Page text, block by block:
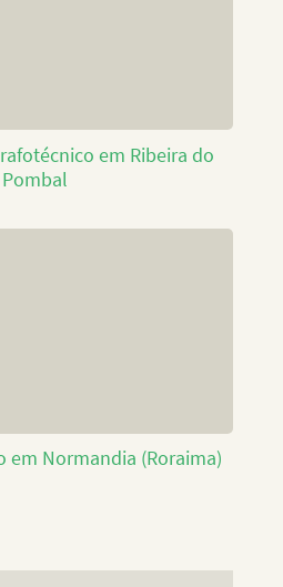
em Ribeira do
Pombal
em Normandia (Roraima)